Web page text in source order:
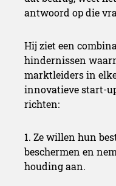
antwoord op die
Hij ziet een
hindernissen
marktleiders in
innovatieve start-
richten:
1. Ze willen hun
beschermen en
houding aan.